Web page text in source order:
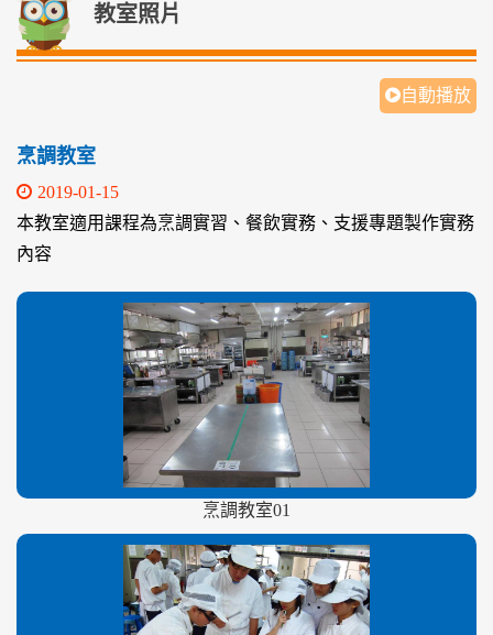
教室照片
自動播放
烹調教室
2019-01-15
本教室適用課程為烹調實習、餐飲實務、支援專題製作實務
內容
烹調教室01